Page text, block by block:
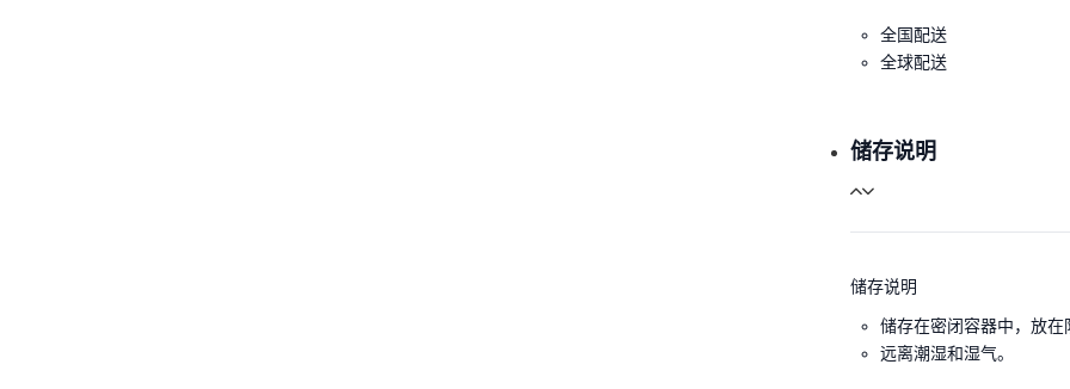
全国配送
全球配送
储存说明
储存说明
储存在密闭容器中，放在
远离潮湿和湿气。